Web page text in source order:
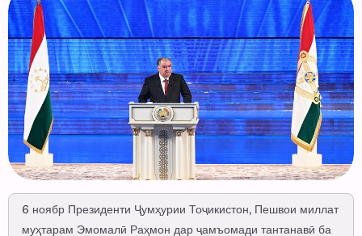
6 ноябр Президенти Ҷумҳурии Тоҷикистон, Пешвои миллат
муҳтарам Эмомалӣ Раҳмон дар ҷамъомади тантанавӣ ба